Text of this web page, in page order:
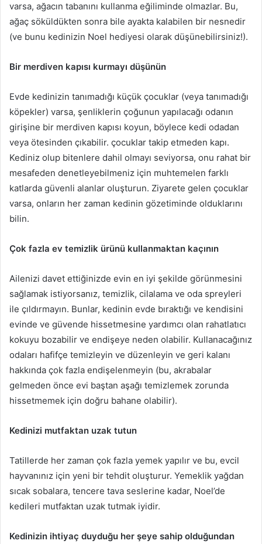
varsa, ağacın tabanını kullanma eğiliminde olmazlar. Bu,
ağaç söküldükten sonra bile ayakta kalabilen bir nesnedir
(ve bunu kedinizin Noel hediyesi olarak düşünebilirsiniz!).
Bir merdiven kapısı kurmayı düşünün
Evde kedinizin tanımadığı küçük çocuklar (veya tanımadığı
köpekler) varsa, şenliklerin çoğunun yapılacağı odanın
girişine bir merdiven kapısı koyun, böylece kedi odadan
veya ötesinden çıkabilir. çocuklar takip etmeden kapı.
Kediniz olup bitenlere dahil olmayı seviyorsa, onu rahat bir
mesafeden denetleyebilmeniz için muhtemelen farklı
katlarda güvenli alanlar oluşturun. Ziyarete gelen çocuklar
varsa, onların her zaman kedinin gözetiminde olduklarını
bilin.
Çok fazla ev temizlik ürünü kullanmaktan kaçının
Ailenizi davet ettiğinizde evin en iyi şekilde görünmesini
sağlamak istiyorsanız, temizlik, cilalama ve oda spreyleri
ile çıldırmayın. Bunlar, kedinin evde bıraktığı ve kendisini
evinde ve güvende hissetmesine yardımcı olan rahatlatıcı
kokuyu bozabilir ve endişeye neden olabilir. Kullanacağınız
odaları hafifçe temizleyin ve düzenleyin ve geri kalanı
hakkında çok fazla endişelenmeyin (bu, akrabalar
gelmeden önce evi baştan aşağı temizlemek zorunda
hissetmemek için doğru bahane olabilir).
Kedinizi mutfaktan uzak tutun
Tatillerde her zaman çok fazla yemek yapılır ve bu, evcil
hayvanınız için yeni bir tehdit oluşturur. Yemeklik yağdan
sıcak sobalara, tencere tava seslerine kadar, Noel’de
kedileri mutfaktan uzak tutmak iyidir.
Kedinizin ihtiyaç duyduğu her şeye sahip olduğundan